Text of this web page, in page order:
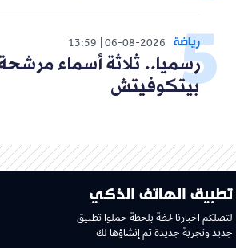
رياضة 06-08-2026
13:59
رسميا.. ثلاثة أسماء
بيتكوفيتش
تطبيق الهاتف الذكي
لتصلكم اخبارنا لحظة بلحظة حملوا تطبيق
جديد وتجربة جديدة تم إنشاؤها لك